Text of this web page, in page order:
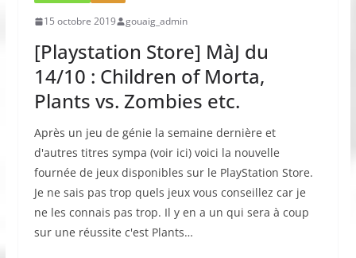
15 octobre 2019 gouaig_admin
[Playstation Store] MàJ du
14/10 : Children of Morta,
Plants vs. Zombies etc.
Après un jeu de génie la semaine dernière et
d'autres titres sympa (voir ici) voici la nouvelle
fournée de jeux disponibles sur le PlayStation Store.
Je ne sais pas trop quels jeux vous conseillez car je
ne les connais pas trop. Il y en a un qui sera à coup
sur une réussite c'est Plants…